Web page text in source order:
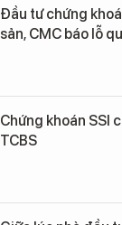
Đầu tư chứng
sản, CMC báo lỗ
Chứng khoán SSI
TCBS